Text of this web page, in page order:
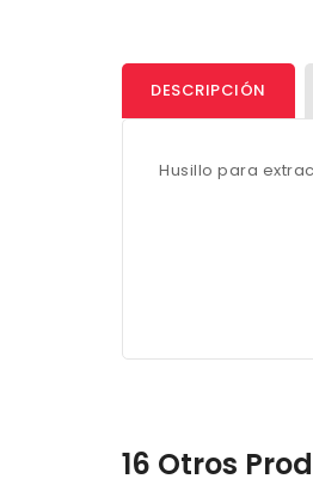
DESCRIPCIÓN
Husillo para
16 Otros